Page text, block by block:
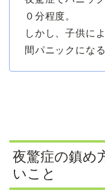
０分程度。
しかし、子供に
間パニックにな
夜驚症の鎮め
いこと